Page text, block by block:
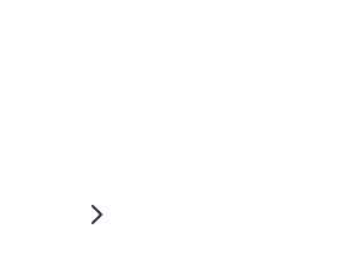
Citroen Berlingo